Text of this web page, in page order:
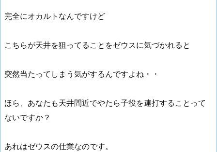
完全にオカルトなんですけど
こちらが天井を狙ってることをゼウスに気づかれると
突然当たってしまう気がするんですよね・・
ほら、あなたも天井間近でやたら子役を連打することって
ないですか？
あれはゼウスの仕業なのです。